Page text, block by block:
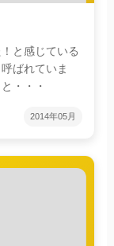
と感じている
ばれていま
・・・
2014年05月